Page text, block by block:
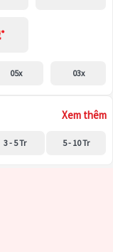
05x 03x
Xem thêm
3 - 5 Tr 5 - 10 Tr